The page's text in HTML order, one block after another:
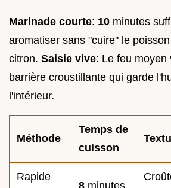
Marinade courte: 10 minutes
aromatiser sans "cuire" le
citron. Saisie vive: Le feu moyen
barrière croustillante qui garde
l'intérieur.
Méthode
Temps de
cuisson
Rapide
8 minutes